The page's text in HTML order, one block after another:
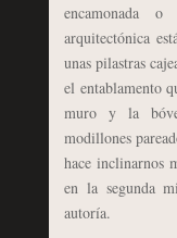
encamonada
arquitectónica
unas pilastras
el entablamento
muro y la
modillones
hace inclinarnos
en la segunda
autoría.